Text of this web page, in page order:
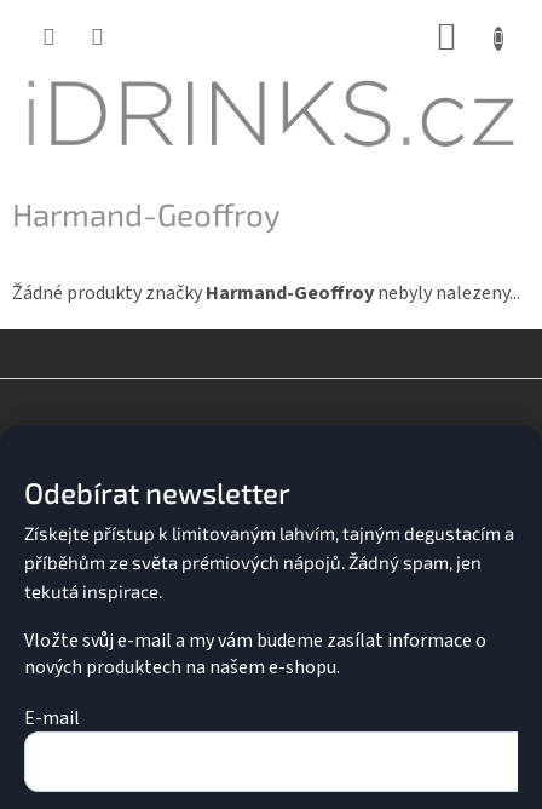
Harmand-Geoffroy
Žádné produkty značkyHarmand-Geoffroynebyly nalezeny...
Odebírat newsletter
Vložte svůj e-mail a my vám budeme zasílat informace o
nových produktech na našem e-shopu.
E-mail